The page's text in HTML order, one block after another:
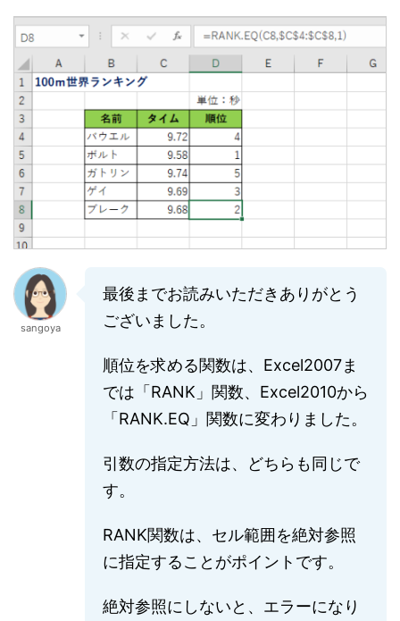
sangoya
最後までお読みいただきありがとう
ございました。
順位を求める関数は、Excel2007ま
では「RANK」関数、Excel2010から
「RANK.EQ」関数に変わりました。
引数の指定方法は、どちらも同じで
す。
RANK関数は、セル範囲を絶対参照
に指定することがポイントです。
絶対参照にしないと、エラーになり